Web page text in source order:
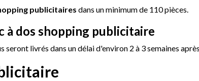
publicitaires dans un minimum de 110 pièces.
à dos shopping publicitaire
seront livrés dans un délai d'environ 2 à 3 semaines